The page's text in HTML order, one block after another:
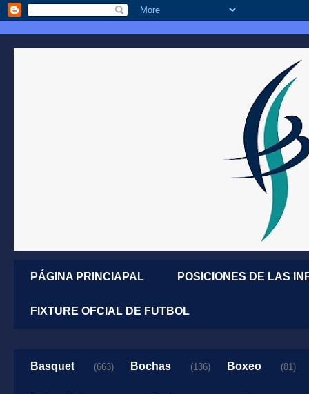
PÁGINA PRINCIAPAL POSICIONES DE LAS
FIXTURE OFCIAL DE FUTBOL
Basquet (663) Bochas (136) Boxeo (81)